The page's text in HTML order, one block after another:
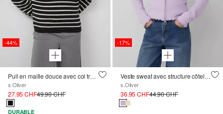
-44%
Pull en maille douce avec col troyer haut
s.Oliver
27.95 CHF49.90 CHF
DURABLE
-17%
Veste sweat avec structure côtelée et zip bidirectionnel
s.Oliver
36.95 CHF44.90 CHF